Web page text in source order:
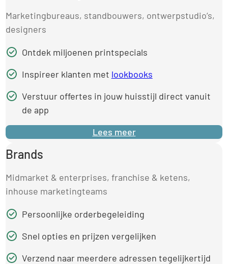
Marketingbureaus, standbouwers, ontwerpstudio’s,
designers
Ontdek miljoenen printspecials
Inspireer klanten met lookbooks
Verstuur offertes in jouw huisstijl direct vanuit
de app
Lees meer
Brands
Midmarket & enterprises, franchise & ketens,
inhouse marketingteams
Persoonlijke orderbegeleiding
Snel opties en prijzen vergelijken
Verzend naar meerdere adressen tegelijkertijd